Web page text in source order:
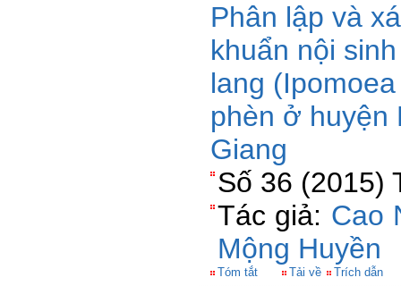
Phân lập và
khuẩn nội
lang
phèn ở huyện
Giang
Số 36 (2015)
Tác giả: Cao
Mộng Huyền
Tóm tắt Tải về Trích dẫn